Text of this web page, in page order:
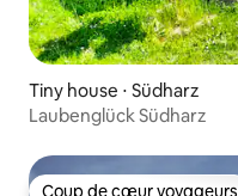
Tiny house ⋅ Südharz
Laubenglück Südharz
Coup de cœur voyageurs